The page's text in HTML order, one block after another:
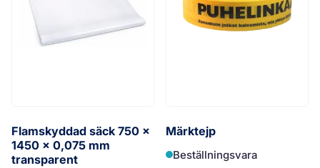
Flamskyddad säck 750 x
1450 x 0,075 mm
transparent
Märktejp
Beställningsvara